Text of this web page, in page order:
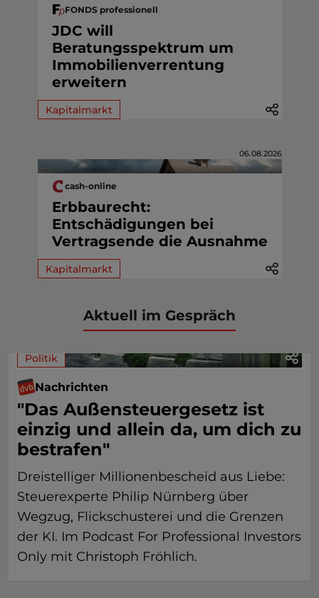
FONDS professionell
JDC will
Beratungsspektrum um
Immobilienverrentung
erweitern
Kapitalmarkt
06.08.2026
cash-online
Erbbaurecht:
Entschädigungen bei
Vertragsende die Ausnahme
Kapitalmarkt
Aktuell im Gespräch
Politik
Nachrichten
"Das Außensteuergesetz ist
einzig und allein da, um dich zu
bestrafen"
Dreistelliger Millionenbescheid aus Liebe:
Steuerexperte Philip Nürnberg über
Wegzug, Flickschusterei und die Grenzen
der KI. Im Podcast For Professional Investors
Only mit Christoph Fröhlich.